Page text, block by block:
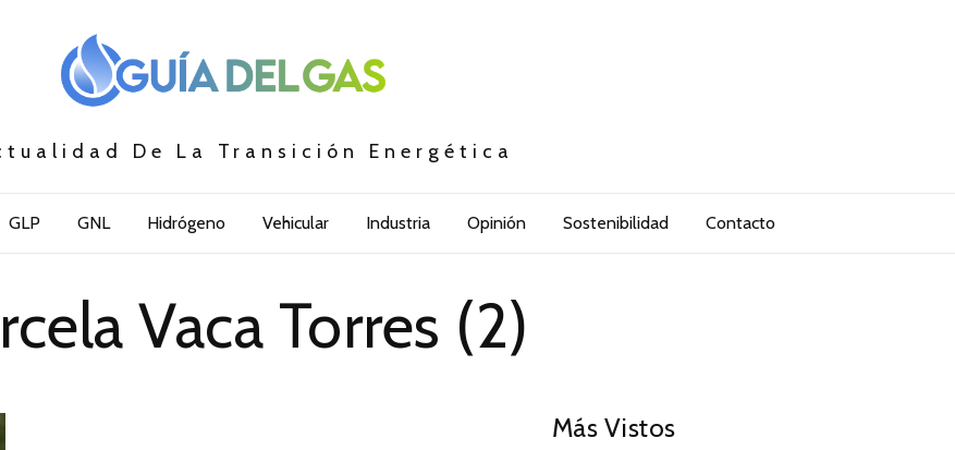
De La Transición Energética
GLP GNL Hidrógeno Vehicular Industria Opinión Sostenibilidad Contacto
Vaca Torres (2)
Más Vistos